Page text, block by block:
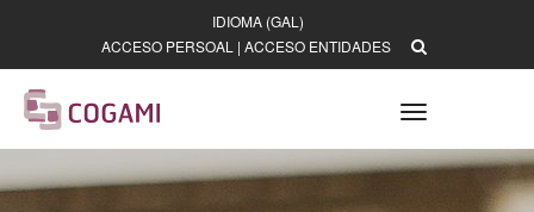
IDIOMA (GAL)
ACCESO PERSOAL | ACCESO ENTIDADES
Toggle
navigation